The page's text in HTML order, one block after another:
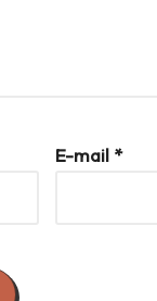
E-mail *